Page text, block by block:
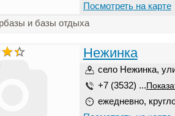
Посмотреть на карте
и базы отдыха
Нежинка
село Нежинка,
+7 (3532) ...
ежедневно,